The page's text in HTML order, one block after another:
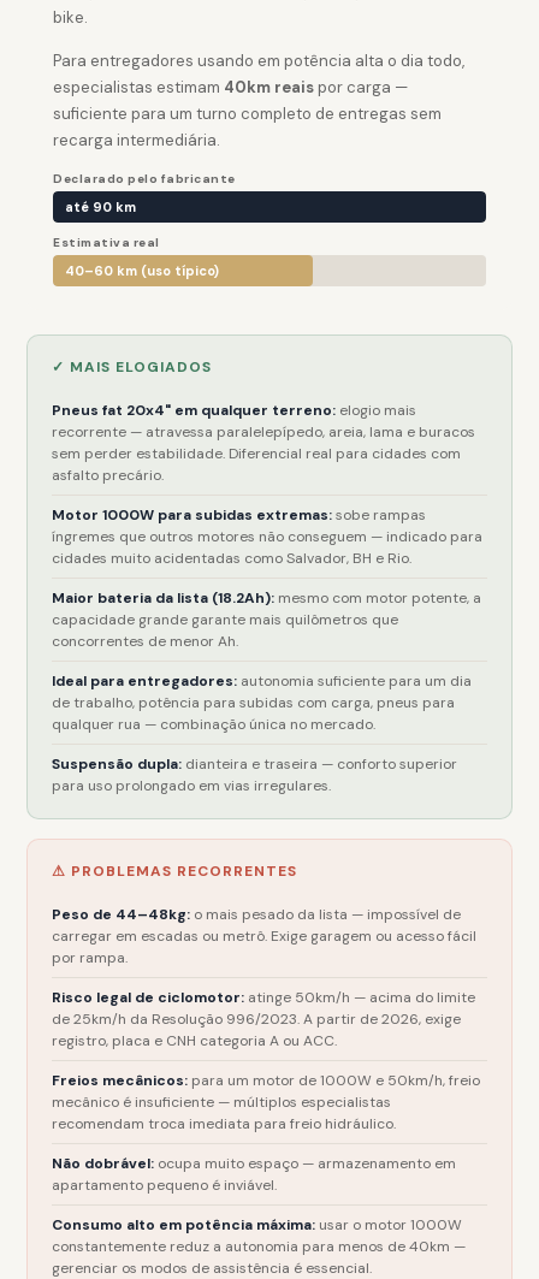
bike.
Para entregadores usando em potência alta o dia todo,
especialistas estimam 40km reais por carga —
suficiente para um turno completo de entregas sem
recarga intermediária.
Declarado pelo fabricante
até 90 km
Estimativa real
40–60 km (uso típico)
✓ MAIS ELOGIADOS
Pneus fat 20x4" em qualquer terreno: elogio mais
recorrente — atravessa paralelepípedo, areia, lama e buracos
sem perder estabilidade. Diferencial real para cidades com
asfalto precário.
Motor 1000W para subidas extremas:sobe rampas
íngremes que outros motores não conseguem — indicado para
cidades muito acidentadas como Salvador, BH e Rio.
Maior bateria da lista (18.2Ah): mesmo com motor potente, a
capacidade grande garante mais quilômetros que
concorrentes de menor Ah.
Ideal para entregadores: autonomia suficiente para um dia
de trabalho, potência para subidas com carga, pneus para
qualquer rua — combinação única no mercado.
Suspensão dupla: dianteira e traseira — conforto superior
para uso prolongado em vias irregulares.
⚠ PROBLEMAS RECORRENTES
Peso de 44–48kg: o mais pesado da lista — impossível de
carregar em escadas ou metrô. Exige garagem ou acesso fácil
por rampa.
Risco legal de ciclomotor: atinge 50km/h — acima do limite
de 25km/h da Resolução 996/2023. A partir de 2026, exige
registro, placa e CNH categoria A ou ACC.
Freios mecânicos: para um motor de 1000W e 50km/h, freio
mecânico é insuficiente — múltiplos especialistas
recomendam troca imediata para freio hidráulico.
Não dobrável: ocupa muito espaço — armazenamento em
apartamento pequeno é inviável.
Consumo alto em potência máxima: usar o motor 1000W
constantemente reduz a autonomia para menos de 40km —
gerenciar os modos de assistência é essencial.